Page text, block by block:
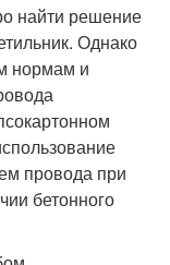
найти решение
Однако
нормам и
провода при
бетонного